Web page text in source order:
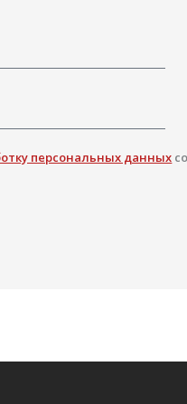
персональных данных